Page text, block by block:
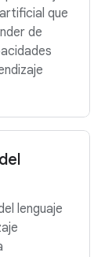
que
de
lenguaje